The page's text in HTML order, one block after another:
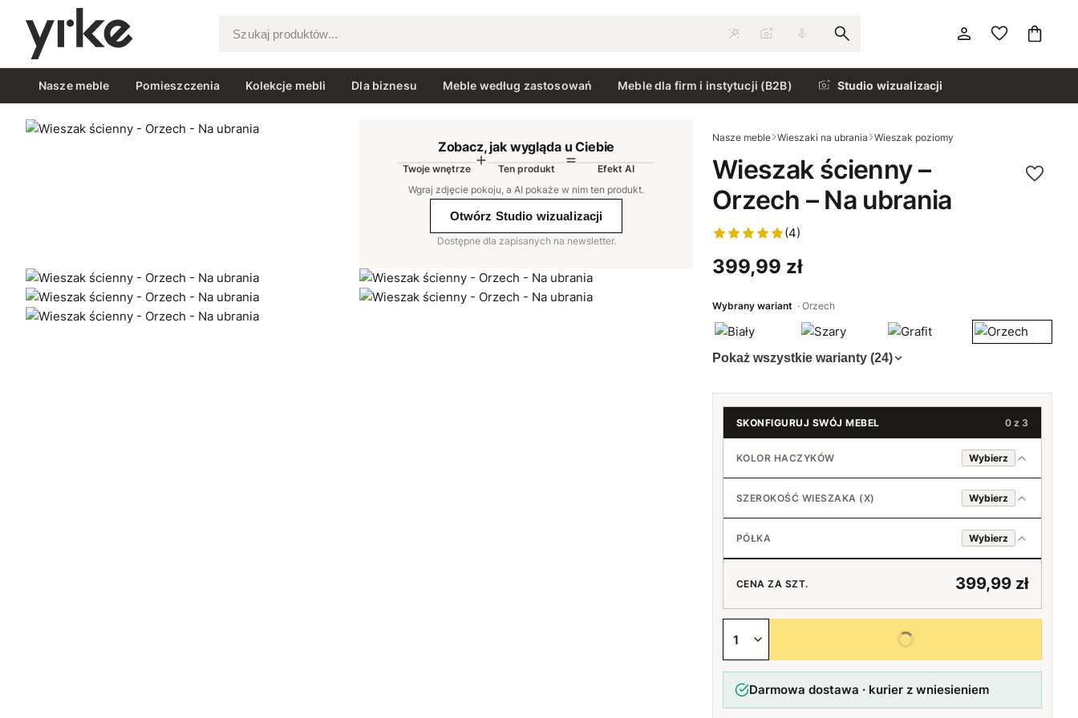
Szukaj produktów...
Nasze meble Pomieszczenia Kolekcje mebli Dla biznesu Meble według zastosowań Meble dla firm i instytucji (B2B) Studio wizualizacji
Zobacz, jak wygląda u Ciebie
Twoje wnętrze Ten produkt
Efekt AI
Wgraj zdjęcie pokoju, a AI pokaże w nim ten produkt.
Otwórz Studio wizualizacji
Dostępne dla zapisanych na newsletter.
Nasze meble Wieszaki na ubrania Wieszak poziomy
Wieszak ścienny –
Orzech – Na ubrania
(4)
399,99 zł
Wybrany wariant Orzech
Pokaż wszystkie warianty (24)
SKONFIGURUJ SWÓJ MEBEL 0 z 3
KOLOR HACZYKÓW Wybierz
Chromowany
Czarny
SZEROKOŚĆ WIESZAKA (X) Wybierz
45 cm (3+2)
50 cm (3+2) +20 zł
55 cm (4+3)
60 cm (4+3)
PÓŁKA Wybierz
Tak
Nie
CENA ZA SZT. 399,99 zł
Wybierz wszystkie opcje
Darmowa dostawa · kurier z wniesieniem